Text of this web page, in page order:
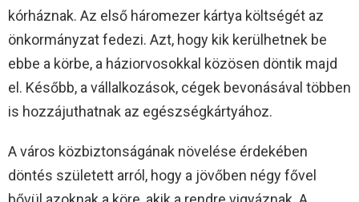
kórháznak. Az első háromezer kártya költségét az
önkormányzat fedezi. Azt, hogy kik kerülhetnek be
ebbe a körbe, a háziorvosokkal közösen döntik majd
el. Később, a vállalkozások, cégek bevonásával többen
is hozzájuthatnak az egészségkártyához.
A város közbiztonságának növelése érdekében
döntés született arról, hogy a jövőben négy fővel